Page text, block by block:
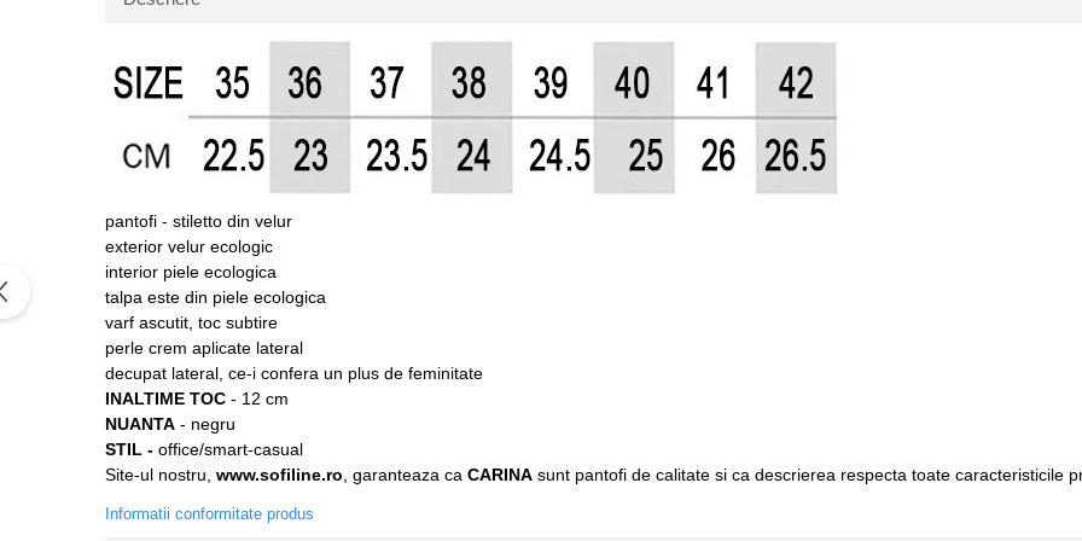
pantofi - stiletto din velur
exterior velur ecologic
interior piele ecologica
talpa este din piele ecologica
varf ascutit, toc subtire
perle crem aplicate lateral
decupat lateral, ce-i confera un plus de feminitate
INALTIME TOC - 12 cm
NUANTA - negru
STIL - office/smart-casual
Site-ul nostru, www.sofiline.ro , garanteaza ca CARINA sunt pantofi de calitate si ca descrierea respecta toate caracteristicile
Informatii conformitate produs